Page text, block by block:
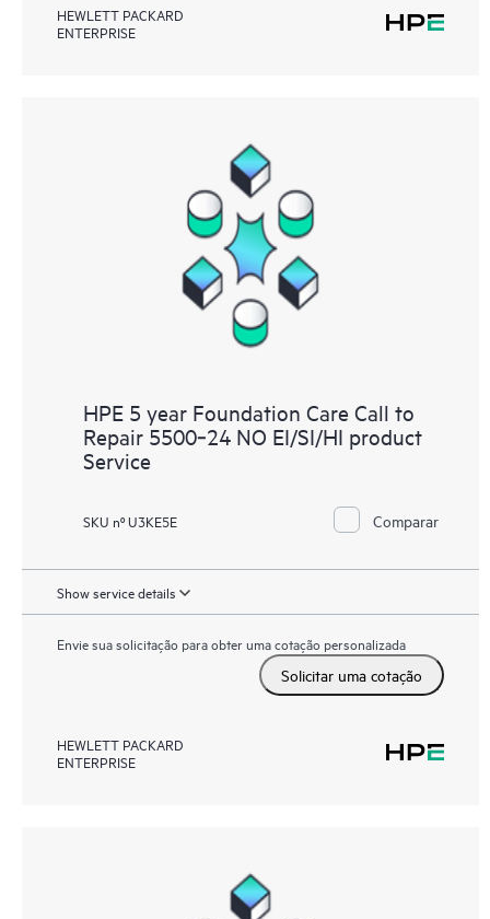
HEWLETT PACKARD
ENTERPRISE
HPE 5 year Foundation Care Call to
Repair 5500‑24 NO EI/SI/HI product
Service
SKU nº U3KE5E Comparar
Show service details
Envie sua solicitação para obter uma cotação personalizada
Solicitar uma cotação
HEWLETT PACKARD
ENTERPRISE